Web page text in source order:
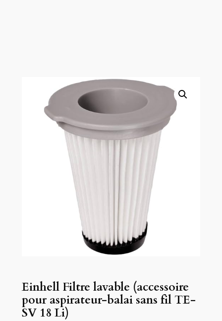
Einhell Filtre lavable (accessoire
pour aspirateur-balai sans fil TE-
SV 18 Li)